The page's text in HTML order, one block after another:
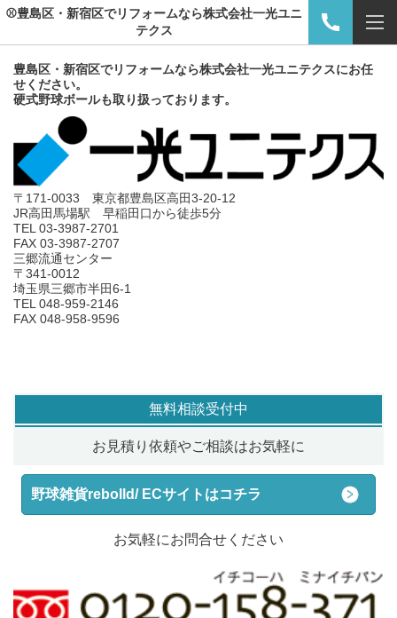
⚾豊島区・新宿区でリフォームなら株式会社一光ユニ
テクス
豊島区・新宿区でリフォームなら株式会社一光ユニテクスにお任
せください。
硬式野球ボールも取り扱っております。
〒171-0033 東京都豊島区高田3-20-12
JR高田馬場駅 早稲田口から徒歩5分
TEL 03-3987-2701
FAX 03-3987-2707
三郷流通センター
〒341-0012
埼玉県三郷市半田6-1
TEL 048-959-2146
FAX 048-958-9596
無料相談受付中
お見積り依頼やご相談はお気軽に
野球雑貨rebolld/ ECサイトはコチラ
お気軽にお問合せください